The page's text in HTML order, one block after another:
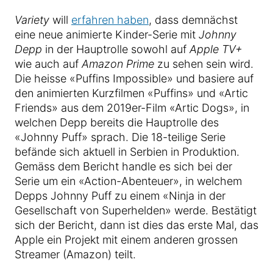
Variety will erfahren haben, dass demnächst
eine neue animierte Kinder-Serie mit Johnny
Depp in der Hauptrolle sowohl auf Apple TV+
wie auch auf Amazon Prime zu sehen sein wird.
Die heisse «Puffins Impossible» und basiere auf
den animierten Kurzfilmen «Puffins» und «Artic
Friends» aus dem 2019er-Film «Artic Dogs», in
welchen Depp bereits die Hauptrolle des
«Johnny Puff» sprach. Die 18-teilige Serie
befände sich aktuell in Serbien in Produktion.
Gemäss dem Bericht handle es sich bei der
Serie um ein «Action-Abenteuer», in welchem
Depps Johnny Puff zu einem «Ninja in der
Gesellschaft von Superhelden» werde. Bestätigt
sich der Bericht, dann ist dies das erste Mal, das
Apple ein Projekt mit einem anderen grossen
Streamer (Amazon) teilt.